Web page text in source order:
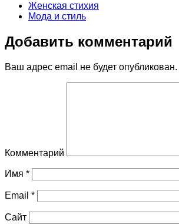
Женская стихия
Мода и стиль
Добавить комментарий
Ваш адрес email не будет опубликован.
Комментарий
Имя *
Email *
Сайт